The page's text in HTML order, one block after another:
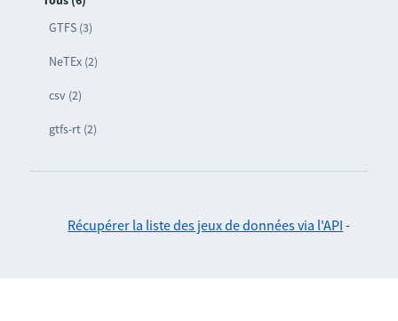
GTFS (3)
NeTEx (2)
csv (2)
gtfs-rt (2)
Récupérer la liste des jeux de données via l'API -